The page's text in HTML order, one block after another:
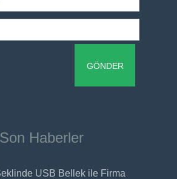
Son Haberler
USB Bellek ile Firma